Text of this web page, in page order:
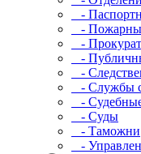
-
-
-
-
-
- Службы
-
- Суды
- Таможни
-